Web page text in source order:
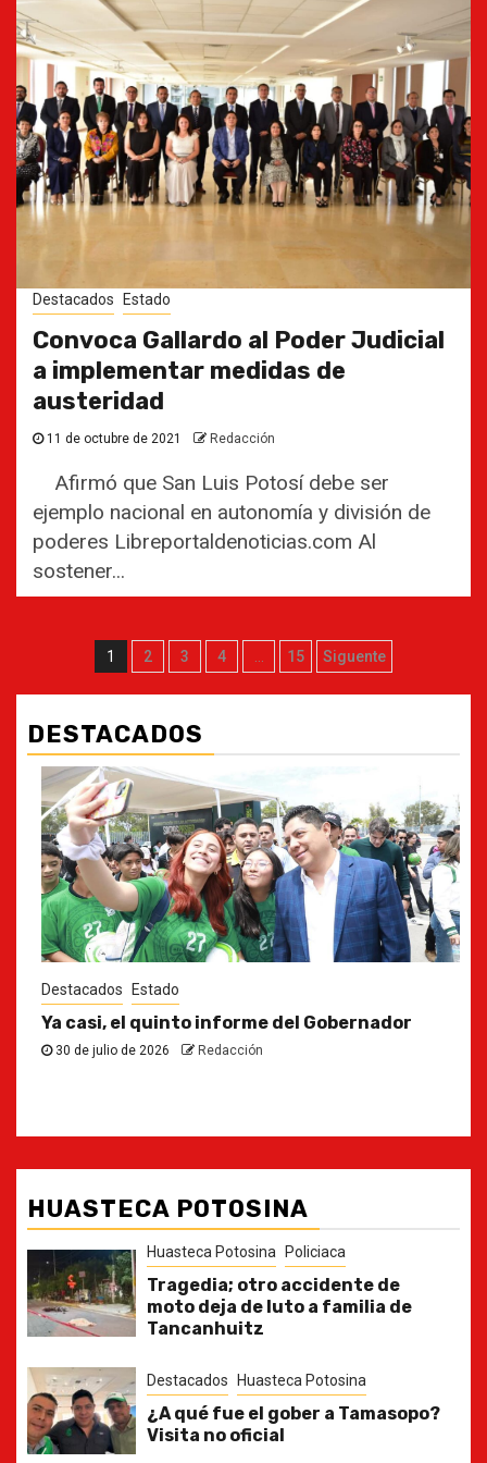
Destacados Estado
Convoca Gallardo al Poder Judicial
a implementar medidas de
austeridad
11 de octubre de 2021 Redacción
Afirmó que San Luis Potosí debe ser
ejemplo nacional en autonomía y división de
poderes Libreportaldenoticias.com Al
sostener...
Paginación
de
entradas
1 2 3 4 15 Siguente
DESTACADOS
Destacados Estado
Ya casi, el quinto informe del Gobernador
30 de julio de 2026 Redacción
HUASTECA POTOSINA
Huasteca Potosina Policiaca
Tragedia; otro accidente de
moto deja de luto a familia de
Tancanhuitz
Destacados Huasteca Potosina
¿A qué fue el gober a Tamasopo?
Visita no oficial